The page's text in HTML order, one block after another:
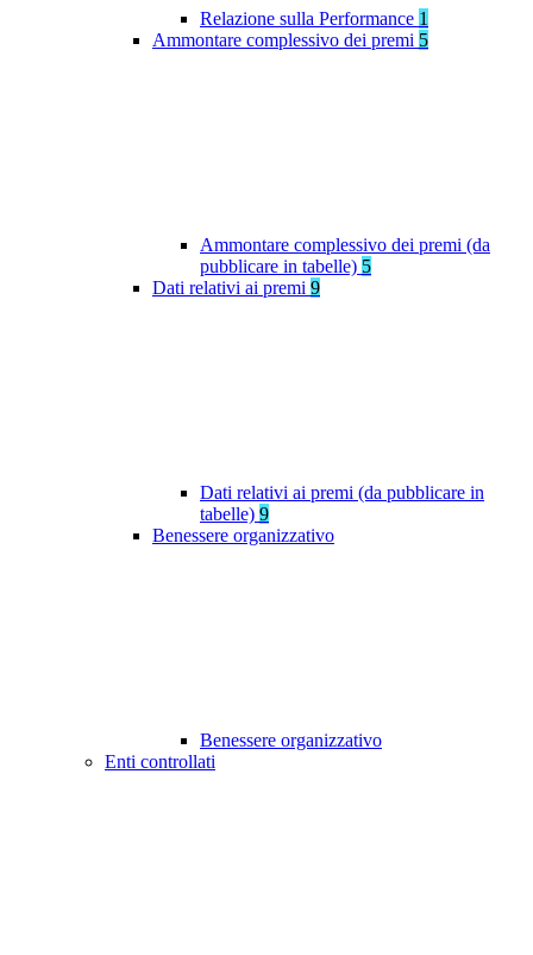
Relazione sulla Performance 1
Ammontare complessivo dei premi 5
Ammontare complessivo dei premi (da
pubblicare in tabelle) 5
Dati relativi ai premi 9
Dati relativi ai premi (da pubblicare in
tabelle) 9
Benessere organizzativo
Benessere organizzativo
Enti controllati